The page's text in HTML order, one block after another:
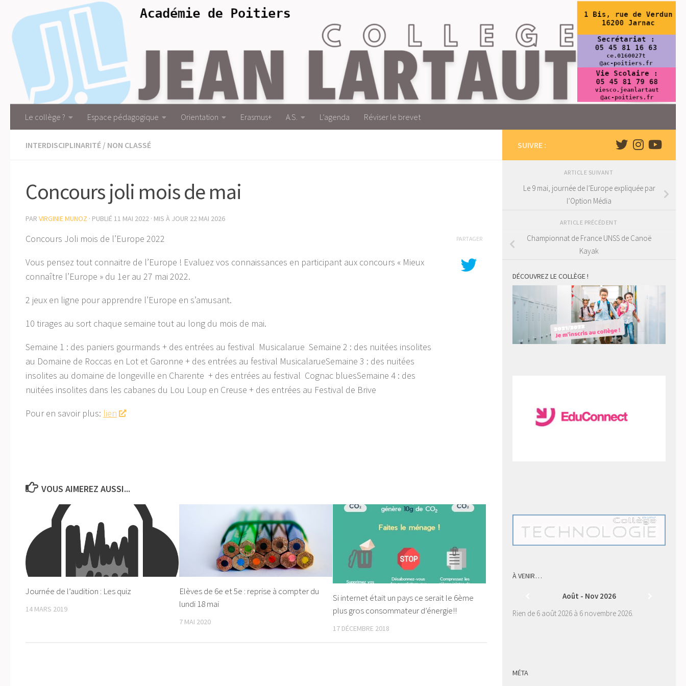
Skip to content
Le collège ? Espace pédagogique Orientation Erasmus+ A.S. L’agenda Réviser le brevet
INTERDISCIPLINARITÉ / NON CLASSÉ
Concours joli mois de mai
PAR VIRGINIE MUNOZ · PUBLIÉ 11 MAI 2022 · MIS À JOUR 22 MAI 2026
Concours Joli mois de l’Europe 2022
Vous pensez tout connaitre de l’Europe ! Evaluez vos connaissances en participant aux concours « Mieux
connaître l’Europe » du 1er au 27 mai 2022.
2 jeux en ligne pour apprendre l’Europe en s’amusant.
10 tirages au sort chaque semaine tout au long du mois de mai.
Semaine 1 : des paniers gourmands + des entrées au festival Musicalarue Semaine 2 : des nuitées insolites
au Domaine de Roccas en Lot et Garonne + des entrées au festival MusicalarueSemaine 3 : des nuitées
insolites au domaine de longeville en Charente + des entrées au festival Cognac bluesSemaine 4 : des
nuitées insolites dans les cabanes du Lou Loup en Creuse + des entrées au Festival de Brive
Pour en savoir plus: lien
PARTAGER
VOUS AIMEREZ AUSSI...
Journée de l’audition : Les quiz
14 MARS 2019
Elèves de 6e et 5e : reprise à compter du
lundi 18 mai
7 MAI 2020
Si internet était un pays ce serait le 6ème
plus gros consommateur d’énergie!!
17 DÉCEMBRE 2018
SUIVRE :
ARTICLE SUIVANT
Le 9 mai, journée de l’Europe expliquée par
l’Option Média
ARTICLE PRÉCÉDENT
Championnat de France UNSS de Canoë
Kayak
DÉCOUVREZ LE COLLÈGE !
À VENIR…
Août - Nov 2026
Rien de 6 août 2026 à 6 novembre 2026.
MÉTA